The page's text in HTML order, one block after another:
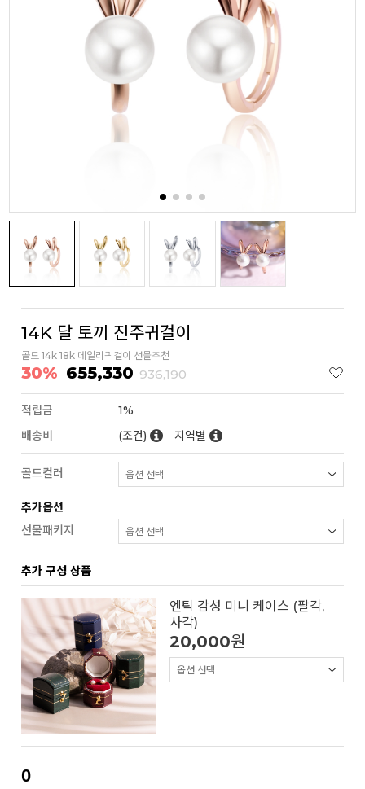
14K 달 토끼 진주귀걸이
골드 14k 18k 데일리귀걸이 선물추천
30% 655,330 936,190
적립금
1%
배송비
(조건) 지역별
골드컬러
추가옵션
선물패키지
추가 구성 상품
엔틱 감성 미니 케이스 (팔각,
사각)
20,000원
0